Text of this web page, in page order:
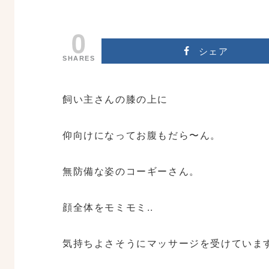
0
SHARES
シェア
飼い主さんの膝の上に
仰向けになってお腹もだら〜ん。
無防備な姿のコーギーさん。
顔全体をモミモミ..
気持ちよさそうにマッサージを受けていま